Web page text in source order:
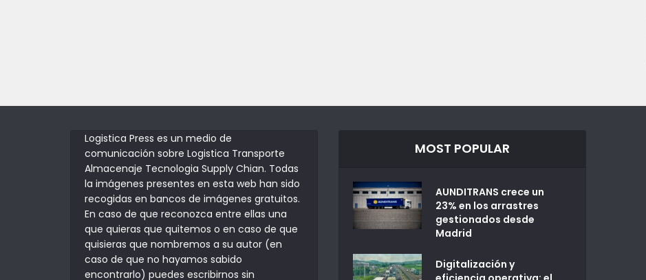
Logistica Press es un medio de
comunicación sobre Logistica Transporte
Almacenaje Tecnologia Supply Chian. Todas
la imágenes presentes en esta web han sido
recogidas en bancos de imágenes gratuitos.
En caso de que reconozca entre ellas una
que quieras que quitemos o en caso de que
quisieras que nombremos a su autor (en
caso de que no hayamos sabido
encontrarlo) puedes escribirnos sin
MOST POPULAR
AUNDITRANS crece un
23% en los arrastres
gestionados desde
Madrid
Digitalización y